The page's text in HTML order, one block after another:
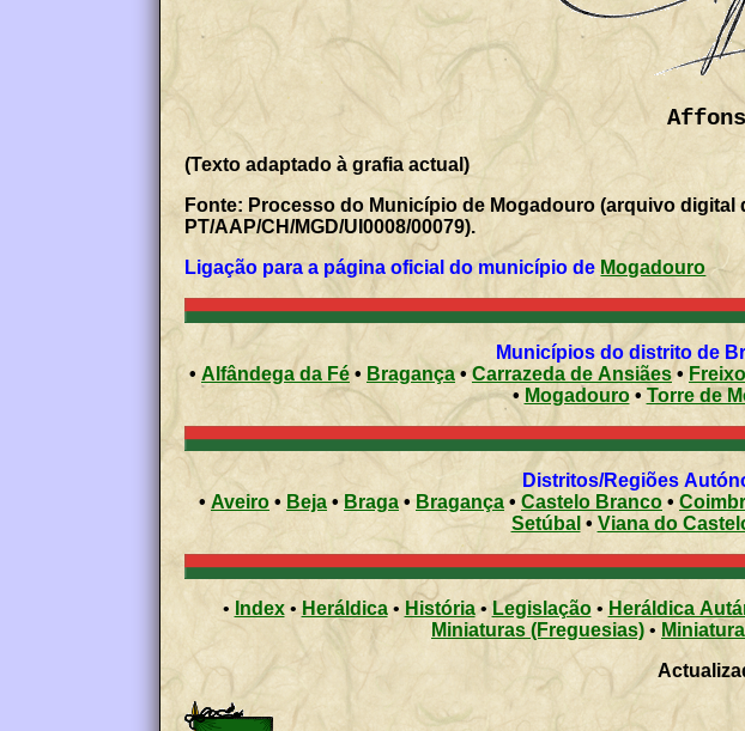
(Texto adaptado à grafia actual)
Fonte: Processo do Município de Mogadouro (arquivo
PT/AAP/CH/MGD/UI0008/00079).
Ligação para a página oficial do município de Mogadouro
Municípios do distrito de
• Alfândega da Fé • Bragança•Carrazeda de Ansiães•
•Mogadouro• Torre de
Distritos/Regiões
• Aveiro • Beja •Braga • Bragança• Castelo Branco •
Setúbal • Viana do
• Index•Heráldica• História• Legislação• Heráldica
Miniaturas (Freguesias) •